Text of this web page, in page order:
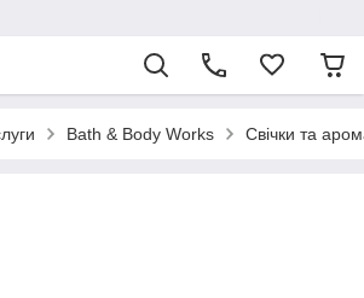
Bath & Body Works Свічки та